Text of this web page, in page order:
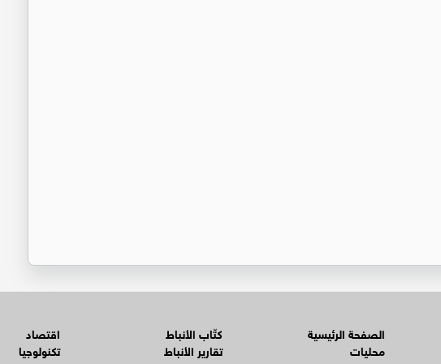
الصفحة الرئيسية
محليات
كتّاب الأنباط
تقارير الأنباط
اقتصاد
تكنولوجيا